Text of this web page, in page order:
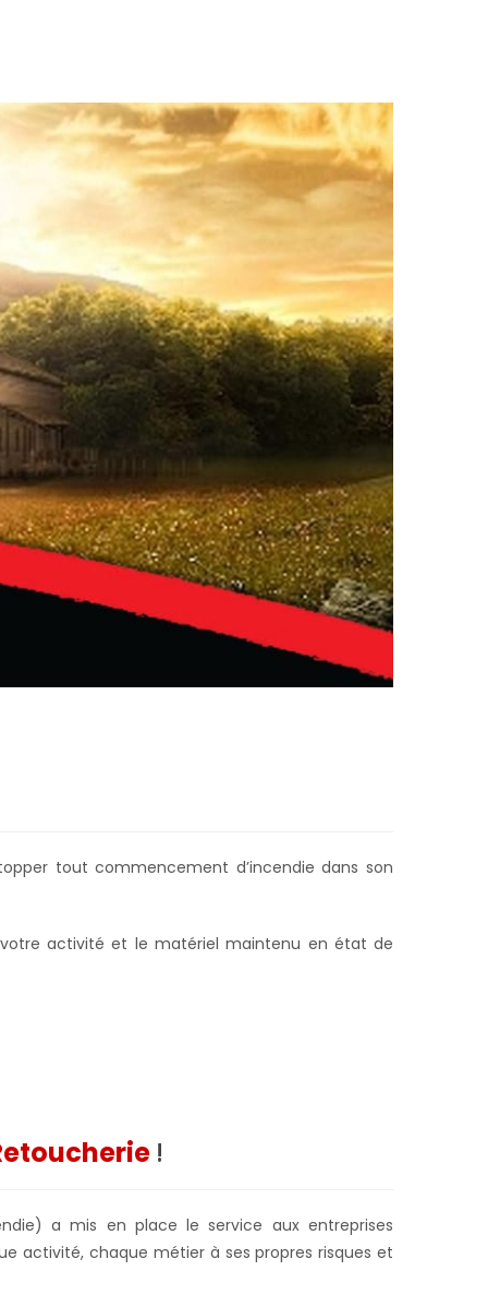
tout commencement d’incendie dans son
activité et le matériel maintenu en état de
!
a mis en place le service aux entreprises
activité, chaque métier à ses propres risques et